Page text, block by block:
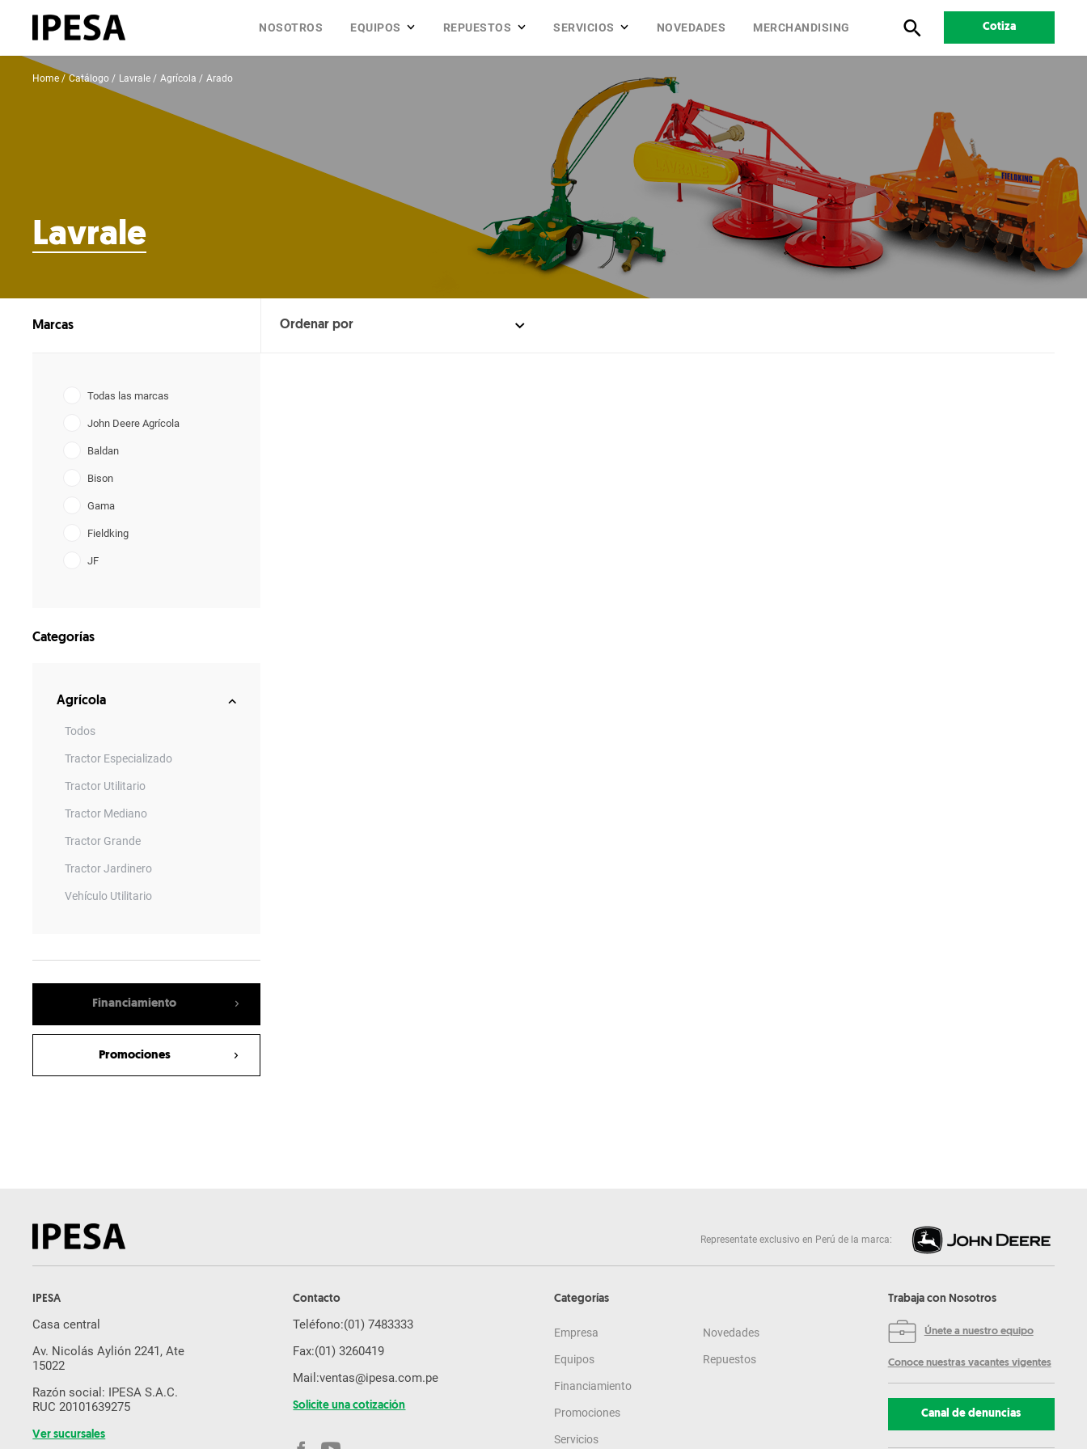
NOSOTROS EQUIPOS REPUESTOS SERVICIOS NOVEDADES MERCHANDISING Cotiza
Home Catálogo Lavrale Agrícola Arado
Lavrale
Marcas
Todas las marcas
John Deere Agrícola
Baldan
Bison
Gama
Fieldking
JF
Categorías
Agrícola
Todos
Tractor Especializado
Tractor Utilitario
Tractor Mediano
Tractor Grande
Tractor Jardinero
Vehículo Utilitario
Empacadora
Sembradora Neumatica
Cosechadora De Caña
Rastra
Cosechadora De Forraje
Financiamiento
Promociones
Representate exclusivo en Perú de la marca:
IPESA
Casa central
Av. Nicolás Aylión 2241, Ate
15022
Razón social: IPESA S.A.C.
RUC 20101639275
Ver sucursales
Contacto
Teléfono:(01) 7483333
Fax:(01) 3260419
Mail:ventas@ipesa.com.pe
Solicite una cotización
Categorías
Empresa
Equipos
Financiamiento
Promociones
Servicios
Novedades
Repuestos
Trabaja con Nosotros
Únete a nuestro equipo
Conoce nuestras vacantes vigentes
Canal de denuncias